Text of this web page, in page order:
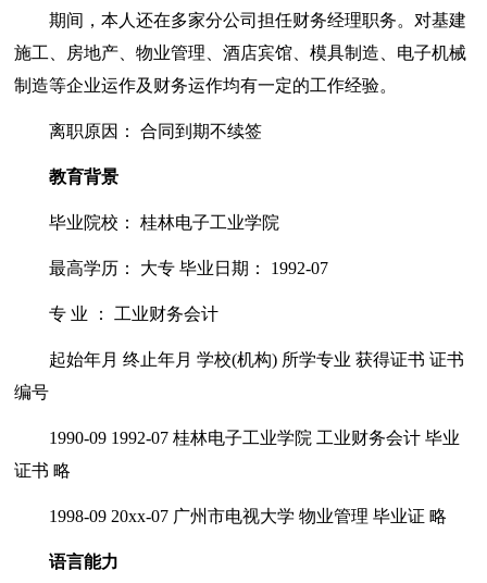
期间，本人还在多家分公司担任财务经理职务。对基建
施工、房地产、物业管理、酒店宾馆、模具制造、电子机械
制造等企业运作及财务运作均有一定的工作经验。
离职原因： 合同到期不续签
教育背景
毕业院校： 桂林电子工业学院
最高学历： 大专 毕业日期： 1992-07
专 业 ： 工业财务会计
起始年月 终止年月 学校(机构) 所学专业 获得证书 证书
编号
1990-09 1992-07 桂林电子工业学院 工业财务会计 毕业
证书 略
1998-09 20xx-07 广州市电视大学 物业管理 毕业证 略
语言能力